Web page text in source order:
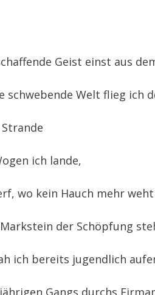
Geist einst aus
schwebende Welt flieg ich
ich lande,
wo kein Hauch mehr weht
der Schöpfung
ich bereits jugendlich